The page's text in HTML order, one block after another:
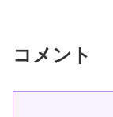
コメント